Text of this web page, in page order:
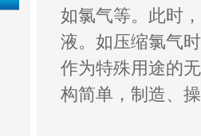
如氯气等。此时
液。如压缩氯气
作为特殊用途的
构简单，制造、